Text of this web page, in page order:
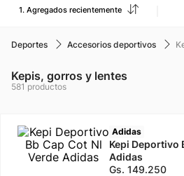
1
2. champion
4. mochila
6. caterpillar
.
1. Agregados recientemente
Deportes Accesorios deportivos
Kepis, gorros y lentes
581 productos
Adidas
Kepi Deportivo
Adidas
Gs. 149.250